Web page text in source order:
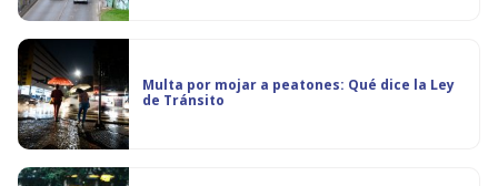
Multa por mojar a peatones: Qué dice la Ley
de Tránsito